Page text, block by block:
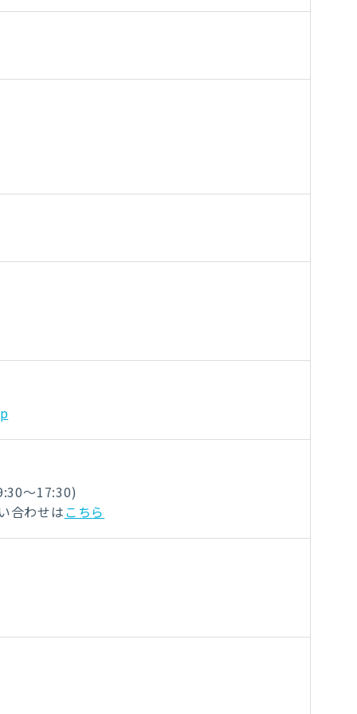
～17:30)
合わせはこちら